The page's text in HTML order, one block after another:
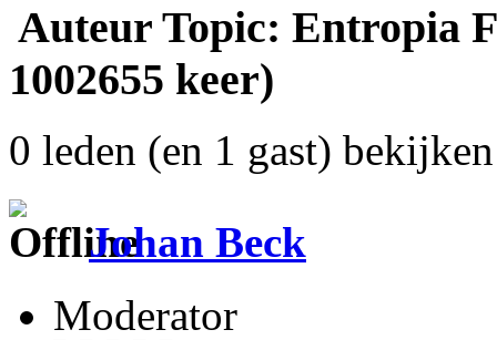
Auteur Topic: Entropia
1002655 keer)
0 leden (en 1 gast)
Johan Beck
Moderator